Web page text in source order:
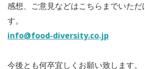
感想、ご意見などはこちらまでいた
す。
info@food-diversity.co.jp
今後とも何卒宜しくお願い致します。